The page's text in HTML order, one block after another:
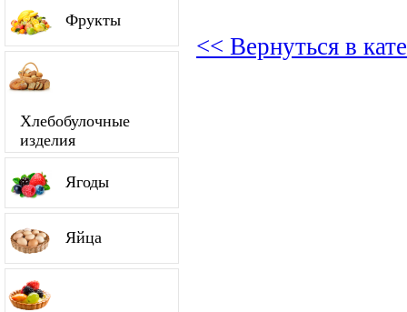
Фрукты
Хлебобулочные
изделия
Ягоды
Яйца
<< Вернуться в